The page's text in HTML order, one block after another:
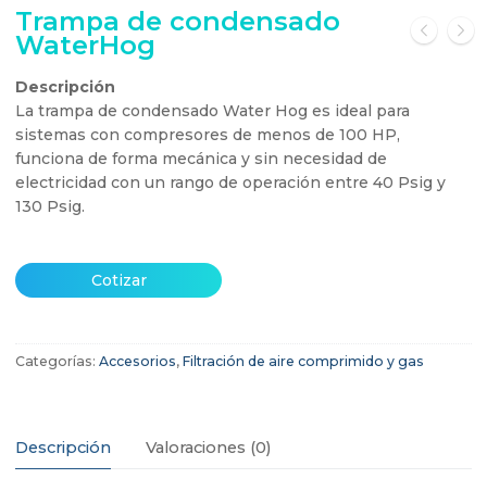
Trampa de condensado
WaterHog
Descripción
La trampa de condensado Water Hog es ideal para
sistemas con compresores de menos de 100 HP,
funciona de forma mecánica y sin necesidad de
electricidad con un rango de operación entre 40 Psig y
130 Psig.
Cotizar
Categorías: Accesorios, Filtración de aire comprimido y gas
Descripción Valoraciones (0)